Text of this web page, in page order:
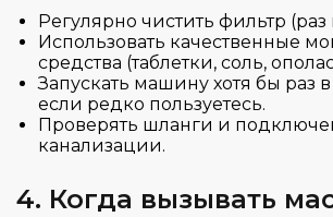
Регулярно чистить фильтр (раз
Использовать качественные
средства (таблетки, соль,
Запускать машину хотя бы раз
если редко пользуетесь.
Проверять шланги и
канализации.
4. Когда вызывать